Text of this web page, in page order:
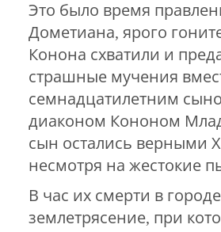
Это было время
Дометиана, ярого
Конона схватили и
страшные мучения
семнадцатилетним
диаконом Кононом
сын остались верными
несмотря на жестокие
В час их смерти в
землетрясение, при